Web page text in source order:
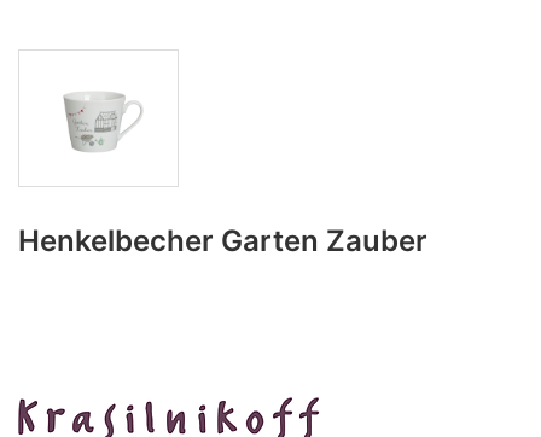
Henkelbecher Garten Zauber